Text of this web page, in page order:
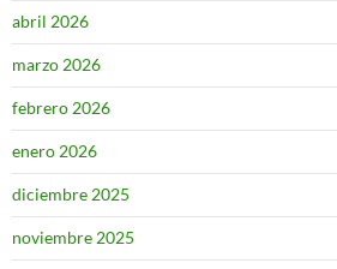
abril 2026
marzo 2026
febrero 2026
enero 2026
diciembre 2025
noviembre 2025